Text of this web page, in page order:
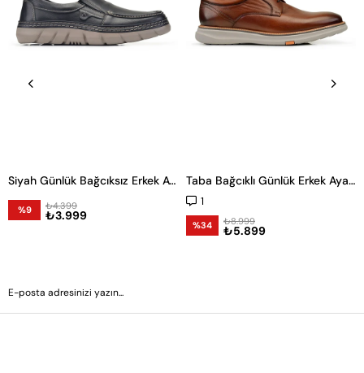
Siyah Günlük Bağcıksız Erkek Ayakkabı -24121-
%9 ₺3.999
₺4.399
Taba Bağcıklı Günlük Erkek Ayakkabı
1
%34 ₺5.899
₺8.999